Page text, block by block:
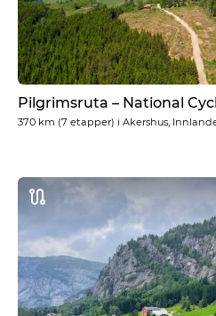
Pilgrimsruta – National
370 km (7 etapper) i Akershus,